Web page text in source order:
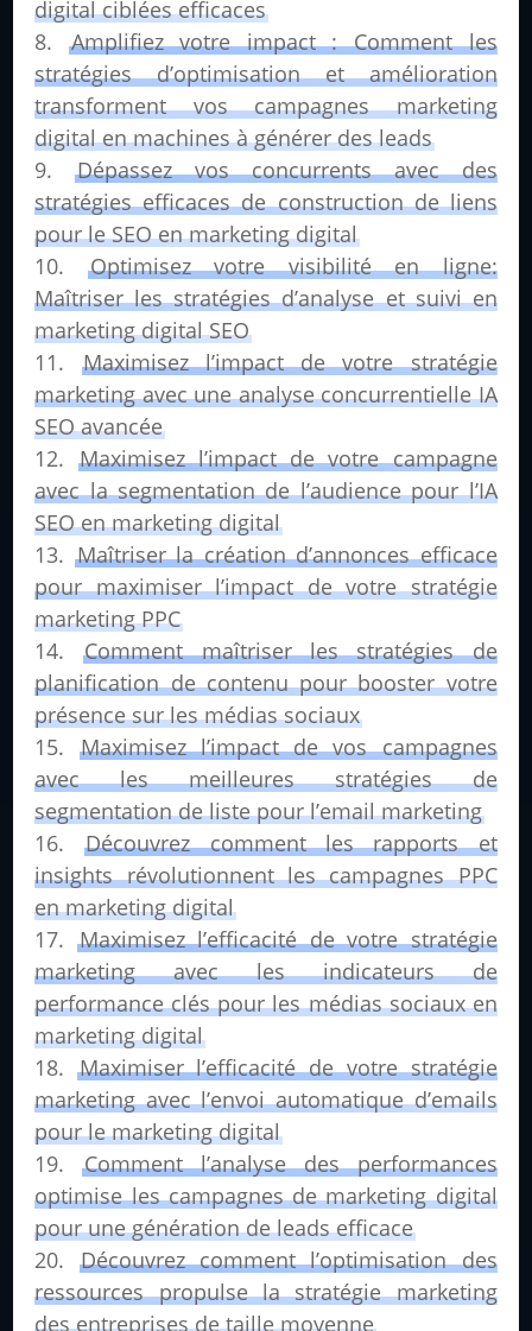
digital ciblées efficaces
Amplifiez votre impact : Comment les
stratégies d’optimisation et amélioration
transforment vos campagnes marketing
digital en machines à générer des leads
Dépassez vos concurrents avec des
stratégies efficaces de construction de liens
pour le SEO en marketing digital
Optimisez votre visibilité en ligne:
Maîtriser les stratégies d’analyse et suivi en
marketing digital SEO
Maximisez l’impact de votre stratégie
marketing avec une analyse concurrentielle IA
SEO avancée
Maximisez l’impact de votre campagne
avec la segmentation de l’audience pour l’IA
SEO en marketing digital
Maîtriser la création d’annonces efficace
pour maximiser l’impact de votre stratégie
marketing PPC
Comment maîtriser les stratégies de
planification de contenu pour booster votre
présence sur les médias sociaux
Maximisez l’impact de vos campagnes
avec les meilleures stratégies de
segmentation de liste pour l’email marketing
Découvrez comment les rapports et
insights révolutionnent les campagnes PPC
en marketing digital
Maximisez l’efficacité de votre stratégie
marketing avec les indicateurs de
performance clés pour les médias sociaux en
marketing digital
Maximiser l’efficacité de votre stratégie
marketing avec l’envoi automatique d’emails
pour le marketing digital
Comment l’analyse des performances
optimise les campagnes de marketing digital
pour une génération de leads efficace
Découvrez comment l’optimisation des
ressources propulse la stratégie marketing
des entreprises de taille moyenne